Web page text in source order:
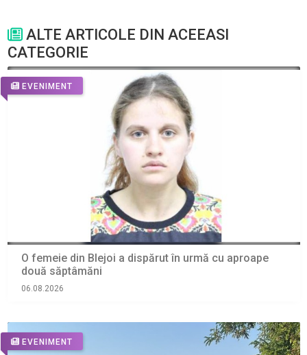
ALTE ARTICOLE DIN ACEEASI
CATEGORIE
EVENIMENT
O femeie din Blejoi a dispărut în urmă cu aproape
două săptâmăni
06.08.2026
EVENIMENT